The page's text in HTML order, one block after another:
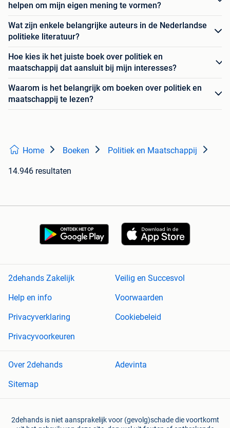
helpen om mijn eigen mening te vormen?
Wat zijn enkele belangrijke auteurs in de Nederlandse
politieke literatuur?
Hoe kies ik het juiste boek over politiek en
maatschappij dat aansluit bij mijn interesses?
Waarom is het belangrijk om boeken over politiek en
maatschappij te lezen?
Home Boeken Politiek en Maatschappij
14.946 resultaten
2dehands Zakelijk
Veilig en Succesvol
Help en info
Voorwaarden
Privacyverklaring
Cookiebeleid
Privacyvoorkeuren
Over 2dehands
Adevinta
Sitemap
2dehands is niet aansprakelijk voor (gevolg)schade die voortkomt